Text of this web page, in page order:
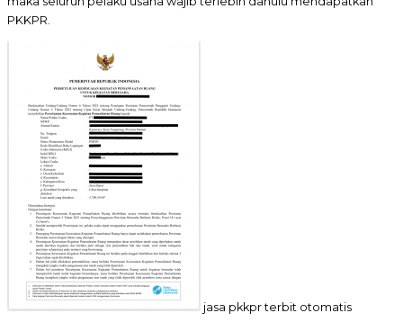
PKKPR.
jasa pkkpr terbit otomatis